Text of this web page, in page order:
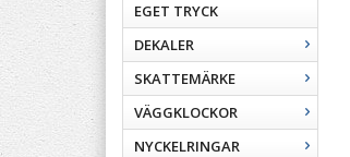
EGET TRYCK
DEKALER
SKATTEMÄRKE
VÄGGKLOCKOR
NYCKELRINGAR